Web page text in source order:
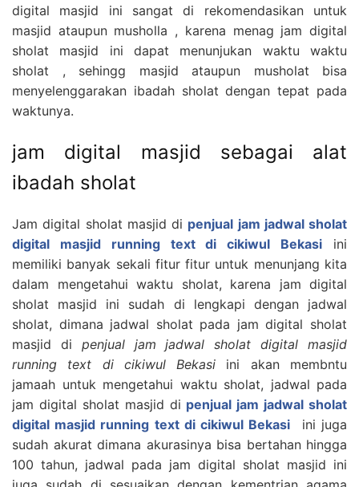
digital masjid ini sangat di rekomendasikan untuk
masjid ataupun musholla , karena menag jam digital
sholat masjid ini dapat menunjukan waktu waktu
sholat , sehingg masjid ataupun musholat bisa
menyelenggarakan ibadah sholat dengan tepat pada
waktunya.
jam digital masjid sebagai alat
ibadah sholat
Jam digital sholat masjid di penjual jam jadwal sholat
digital masjid running text di cikiwul Bekasi ini
memiliki banyak sekali fitur fitur untuk menunjang kita
dalam mengetahui waktu sholat, karena jam digital
sholat masjid ini sudah di lengkapi dengan jadwal
sholat, dimana jadwal sholat pada jam digital sholat
masjid di penjual jam jadwal sholat digital masjid
running text di cikiwul Bekasi ini akan membntu
jamaah untuk mengetahui waktu sholat, jadwal pada
jam digital sholat masjid di penjual jam jadwal sholat
digital masjid running text di cikiwul Bekasi
ini juga
sudah akurat dimana akurasinya bisa bertahan hingga
100 tahun, jadwal pada jam digital sholat masjid ini